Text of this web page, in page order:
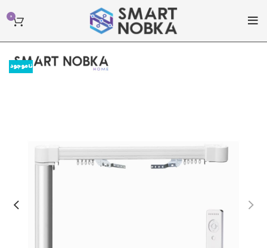
0
ناموجود